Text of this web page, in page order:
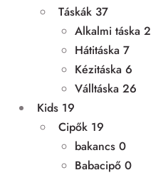
Táskák 37
Alkalmi táska 2
Hátitáska 7
Kézitáska 6
Válltáska 26
Kids 19
Cipők 19
bakancs 0
Babacipő 0